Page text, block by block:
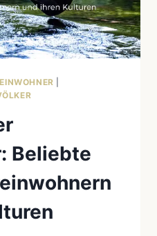
Beliebte